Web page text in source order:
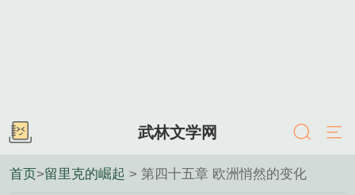
武林文学网
首页>留里克的崛起 > 第四十五章 欧洲悄然的变化